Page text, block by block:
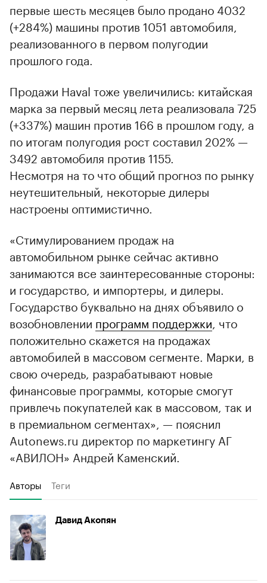
первые шесть месяцев было продано 4032
(+284%) машины против 1051 автомобиля,
реализованного в первом полугодии
прошлого года.
Продажи Haval тоже увеличились: китайская
марка за первый месяц лета реализовала 725
(+337%) машин против 166 в прошлом году, а
по итогам полугодия рост составил 202% —
3492 автомобиля против 1155.
Несмотря на то что общий прогноз по рынку
неутешительный, некоторые дилеры
настроены оптимистично.
«Стимулированием продаж на
автомобильном рынке сейчас активно
занимаются все заинтересованные стороны:
и государство, и импортеры, и дилеры.
Государство буквально на днях объявило о
возобновлении программ поддержки, что
положительно скажется на продажах
автомобилей в массовом сегменте. Марки, в
свою очередь, разрабатывают новые
финансовые программы, которые смогут
привлечь покупателей как в массовом, так и
в премиальном сегментах», — пояснил
Autonews.ru директор по маркетингу АГ
«АВИЛОН» Андрей Каменский.
Авторы Теги
Давид Акопян